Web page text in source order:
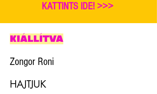
KATTINTS IDE! >>>
KIÁLLÍTVA
Zongor Roni
HAJTJUK